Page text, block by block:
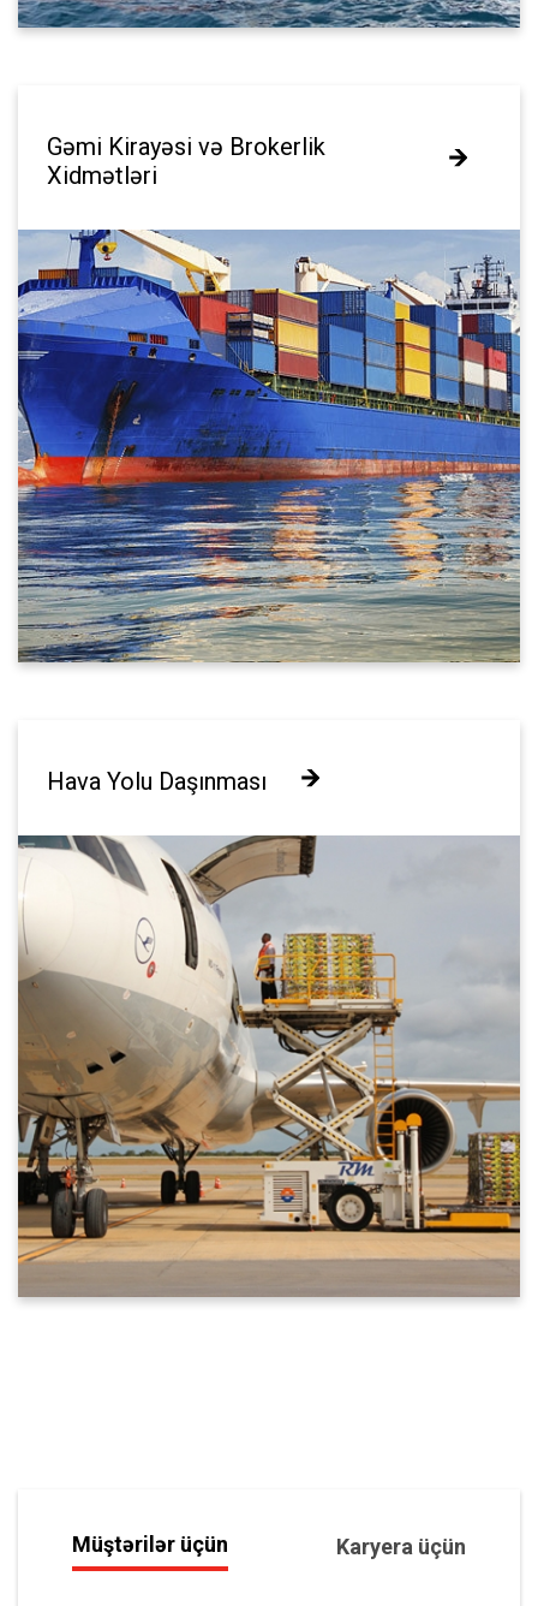
Gəmi Kirayəsi və Brokerlik
Xidmətləri
Gəmi Kirayəsi və Brokerlik
Hava Yolu Daşınması
Hava Yolu Daşınması
Müştərilər üçün Karyera üçün